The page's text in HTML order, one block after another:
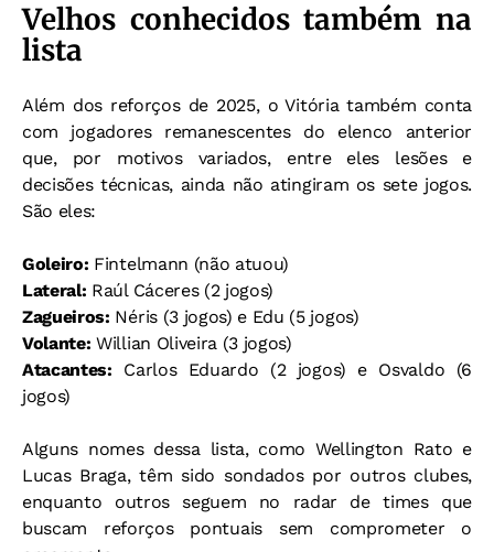
Velhos conhecidos também na
lista
Além dos reforços de 2025, o Vitória também conta
com jogadores remanescentes do elenco anterior
que, por motivos variados, entre eles lesões e
decisões técnicas, ainda não atingiram os sete jogos.
São eles:
Goleiro: Fintelmann (não atuou)
Lateral: Raúl Cáceres (2 jogos)
Zagueiros: Néris (3 jogos) e Edu (5 jogos)
Volante: Willian Oliveira (3 jogos)
Atacantes: Carlos Eduardo (2 jogos) e Osvaldo (6
jogos)
Alguns nomes dessa lista, como Wellington Rato e
Lucas Braga, têm sido sondados por outros clubes,
enquanto outros seguem no radar de times que
buscam reforços pontuais sem comprometer o